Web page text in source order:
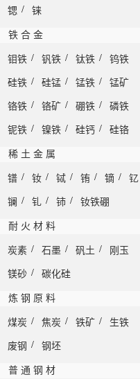
锶 / 铼
铁 合 金
钼铁 / 钒铁 / 钛铁 / 钨铁
硅铁 / 硅锰 / 锰铁 / 锰矿
铬铁 / 铬矿 / 硼铁 / 磷铁
铌铁 / 镍铁 / 硅钙 / 硅铬
稀 土 金 属
镨 / 钕 / 铽 / 铕 / 镝 / 钇
镧 / 钆 / 铈 / 钕铁硼
耐 火 材 料
炭素 / 石墨 / 矾土 / 刚玉
镁砂 / 碳化硅
炼 钢 原 料
煤炭 / 焦炭 / 铁矿 / 生铁
废钢 / 钢坯
普 通 钢 材